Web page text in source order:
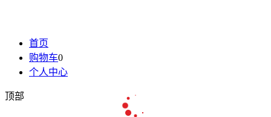
首页
购物车0
个人中心
顶部